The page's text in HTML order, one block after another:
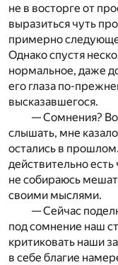
не в восторге от
выразиться чуть
примерно
Однако спустя
нормальное, даже
его глаза по-
высказавшегося.
— Сомнения?
слышать, мне
остались в
действительно
не собираюсь
своими мыслями.
— Сейчас
под сомнение наш
критиковать наши
в себе благие